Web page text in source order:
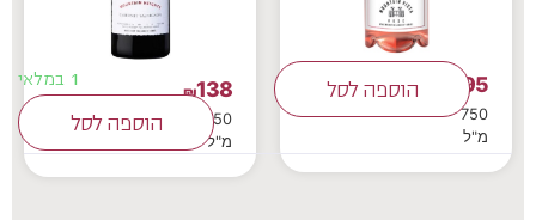
95
750
מ"ל
הוספה לסל ₪138
750
מ"ל
1 במלאי
הוספה לסל